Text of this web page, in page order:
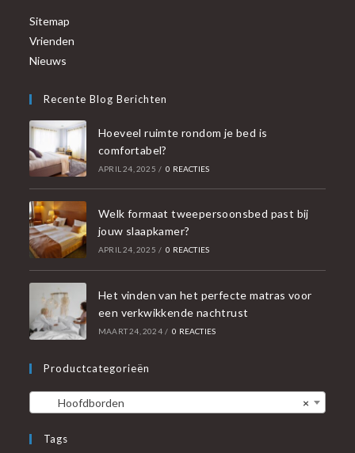
Sitemap
Vrienden
Nieuws
Recente Blog Berichten
Hoeveel ruimte rondom je bed is
comfortabel?
APRIL 24, 2025 / 0 REACTIES
Welk formaat tweepersoonsbed past bij
jouw slaapkamer?
APRIL 24, 2025 / 0 REACTIES
Het vinden van het perfecte matras voor
een verkwikkende nachtrust
MAART 24, 2024 / 0 REACTIES
Productcategorieën
×
Hoofdborden
Tags